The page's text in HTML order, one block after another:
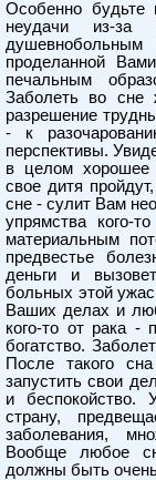
Особенно
неудачи из-за
проделанной
печальным
Заболеть во сне
разрешение
- к
перспективы.
в целом хорошее
свое дитя
сне - сулит Вам
упрямства кого-
материальным
предвестье
деньги и
больных этой
Ваших делах и
кого-то от рака -
богатство.
После такого
запустить свои
и беспокойство.
страну,
заболевания,
Вообще любое
должны быть